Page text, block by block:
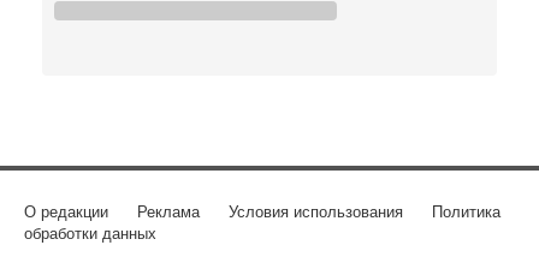
О редакции Реклама Условия использования
Политика
обработки данных